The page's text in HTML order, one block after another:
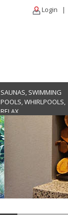
Login |
SAUNAS, SWIMMING
POOLS, WHIRLPOOLS,
RELAX